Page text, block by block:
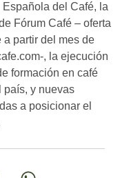
del Café, la
Fórum Café – oferta
partir del mes de
, la ejecución
formación en café
país, y nuevas
a posicionar el